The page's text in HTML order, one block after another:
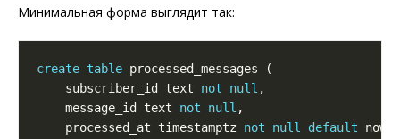
Минимальная форма выглядит так:
create table
    subscriber_id text
not null
    message_id text
not null
    processed_at timestamptz
not null
default